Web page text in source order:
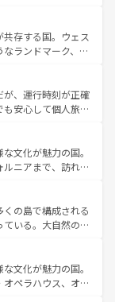
、プロヴァンスの
み方が可能だ。さ
おり、どの街角に
なる文化を体験で
情報はコンテンツ一覧
ることがない。ベ
ルプスの絶景、そ
景は必見。ビール
新着の
てほしい。
存する国。ウェス
ランドマーク、歴
雅なアフタヌーン
国パブ、サッカー観
富。イギリスを旅
が、運行時刻が正確
安心して個人旅行
ではのユニークな
町歩きも満喫する
価も高いが、旅行
。 なお、新
照してほしい。
文化が魅力の国。
ニアまで、訪れる
グ、エンターテイ
。一方、アメリカ
ニオンやイエロー
が融合した独特の
で異なる魅力を楽
感じることができ
の島で構成される
いる。大自然の神
地といえばオアフ
島やカウアイ島が
をはじめ、豊かな
文化が魅力の国。
ペラハウス、オー